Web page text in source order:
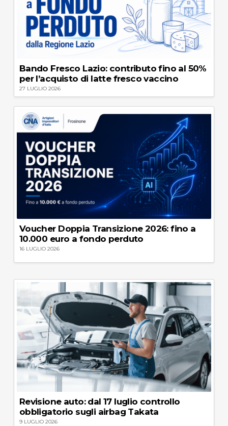
Bando Fresco Lazio: contributo fino al 50%
per l’acquisto di latte fresco vaccino
27 LUGLIO 2026
Voucher Doppia Transizione 2026: fino a
10.000 euro a fondo perduto
16 LUGLIO 2026
Revisione auto: dal 17 luglio controllo
obbligatorio sugli airbag Takata
9 LUGLIO 2026